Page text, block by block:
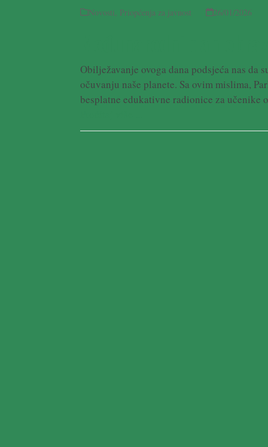
Novosti Priopćenja za javnost 26/01/2026
Obilježavanje ovoga dana podsjeća nas da
očuvanju naše planete. Sa ovim mislima,
besplatne edukativne radionice za učenike